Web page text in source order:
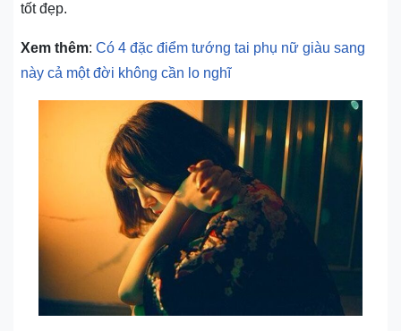
tốt đẹp.
Xem thêm: Có 4 đặc điểm tướng tai phụ nữ giàu sang
này cả một đời không cần lo nghĩ